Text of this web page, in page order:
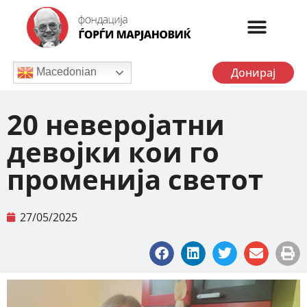
Macedonian Донирај
20 неверојатни
девојки кои го
променија светот
27/05/2025